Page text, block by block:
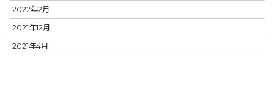
2022年2月
2021年12月
2021年4月